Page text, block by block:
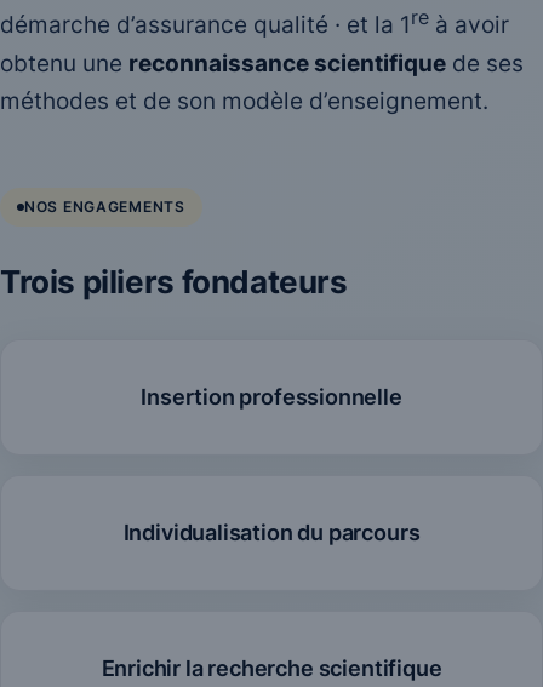
démarche d’assurance qualité · et la 1re à avoir
obtenu une reconnaissance scientifique de ses
méthodes et de son modèle d’enseignement.
NOS ENGAGEMENTS
Trois piliers fondateurs
Insertion professionnelle
Individualisation du parcours
Enrichir la recherche scientifique